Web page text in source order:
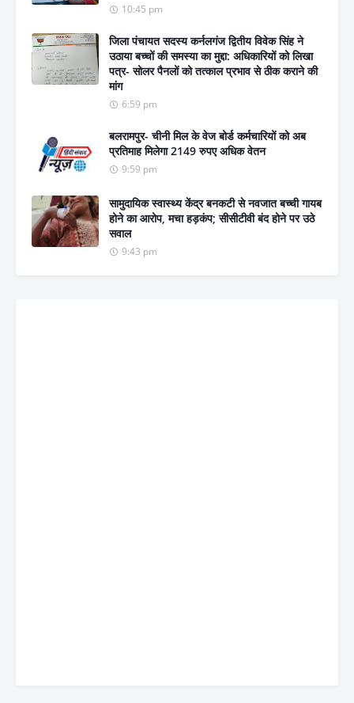
10:45 pm
जिला पंचायत सदस्य कर्नलगंज द्वितीय विवेक सिंह ने
उठाया बच्चों की समस्या का मुद्दा: अधिकारियों को लिखा
पत्र- सोलर पैनलों को तत्काल प्रभाव से ठीक कराने की
मांग
6:59 pm
बलरामपुर- चीनी मिल के वेज बोर्ड कर्मचारियों को अब
प्रतिमाह मिलेगा 2149 रुपए अधिक वेतन
9:59 pm
सामुदायिक स्वास्थ्य केंद्र बनकटी से नवजात बच्ची गायब
होने का आरोप, मचा हड़कंप; सीसीटीवी बंद होने पर उठे
सवाल
9:43 pm